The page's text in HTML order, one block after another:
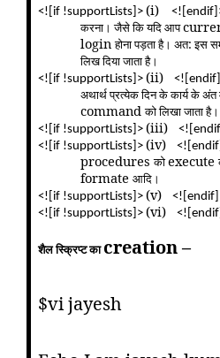
<![if !supportLists]> (i)
करना। जैसे कि यदि आप
loginहोना पड़ता है। अत: इस
लिख दिया जाता है।
<![if !supportLists]> (ii)
अथार्थ प्रत्येक दिन के कार्य के अंत
commandको लिखा जाता है।
<![if !supportLists]> (iii)
<![if !supportLists]> (iv)
proceduresकोexecute
formate आदि।
<![if !supportLists]> (v)
<![if !supportLists]> (vi)
शैल स्क्रिप्ट काcreation –
$vi jayesh